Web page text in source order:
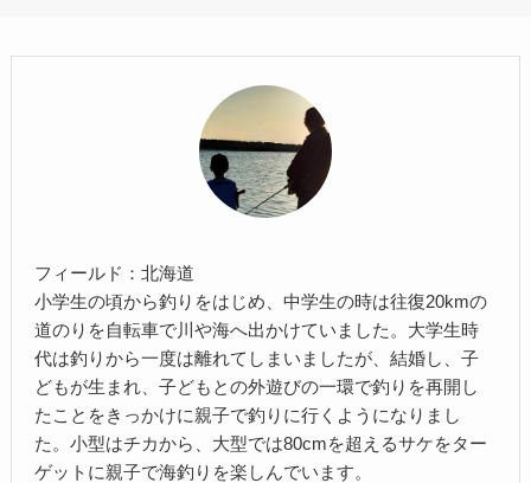
フィールド：北海道
小学生の頃から釣りをはじめ、中学生の時は往復20kmの
道のりを自転車で川や海へ出かけていました。大学生時
代は釣りから一度は離れてしまいましたが、結婚し、子
どもが生まれ、子どもとの外遊びの一環で釣りを再開し
たことをきっかけに親子で釣りに行くようになりまし
た。小型はチカから、大型では80cmを超えるサケをター
ゲットに親子で海釣りを楽しんでいます。